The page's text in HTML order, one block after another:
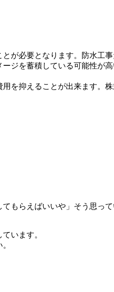
が必要となります。防水工
ジを蓄積している可能性が
を抑えることが出来ます。
もらえばいいや」そう思っ
います。